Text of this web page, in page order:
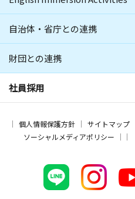
自治体・省庁との連携
財団との連携
社員採用
個人情報保護方針 サイトマップ
ソーシャルメディアポリシー